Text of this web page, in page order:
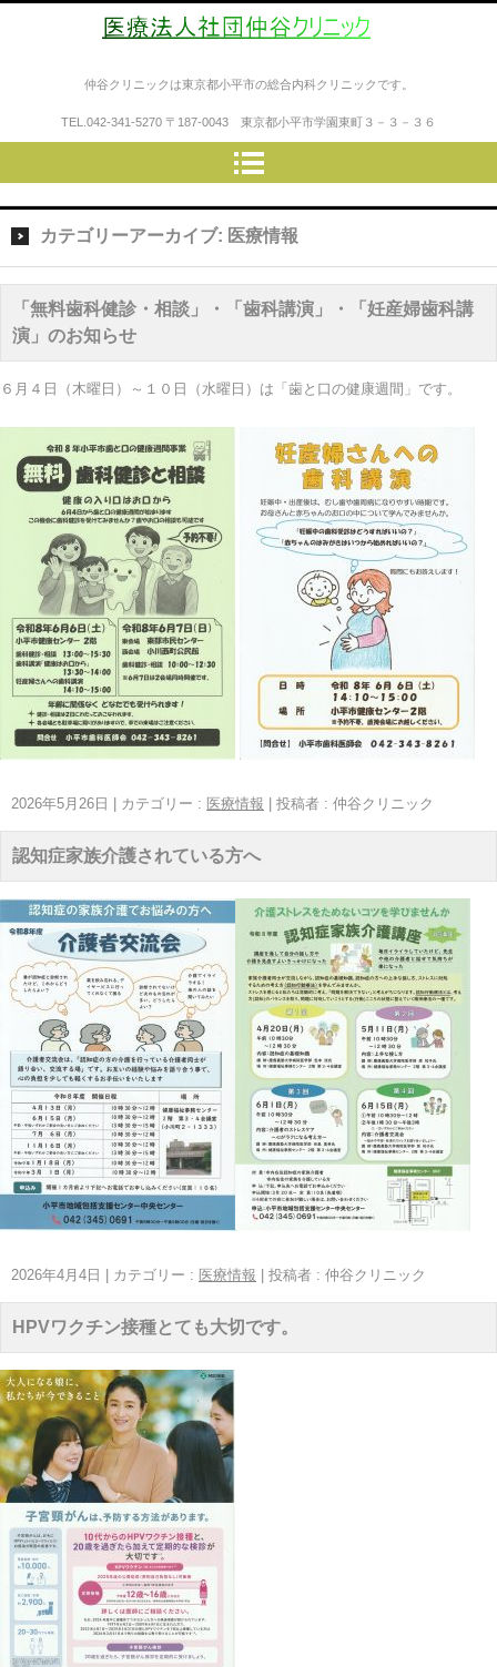
医療法人社団仲谷クリニック
仲谷クリニックは東京都小平市の総合内科クリニックです。
TEL. 042-341-5270 〒187-0043 東京都小平市学園東町３－３－３６
カテゴリーアーカイブ: 医療情報
「無料歯科健診・相談」・「歯科講演」・「妊産婦歯科講
演」のお知らせ
６月４日（木曜日）～１０日（水曜日）は「歯と口の健康週間」です。
2026年5月26日 カテゴリー : 医療情報 投稿者 : 仲谷クリニック
認知症家族介護されている方へ
2026年4月4日 カテゴリー : 医療情報 投稿者 : 仲谷クリニック
HPVワクチン接種とても大切です。